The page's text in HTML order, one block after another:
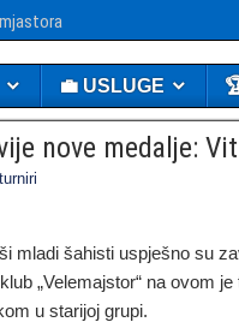
💼 USLUGE
nove medalje:
mladi šahisti uspješno su
„Velemajstor“ na ovom
u starijoj grupi.